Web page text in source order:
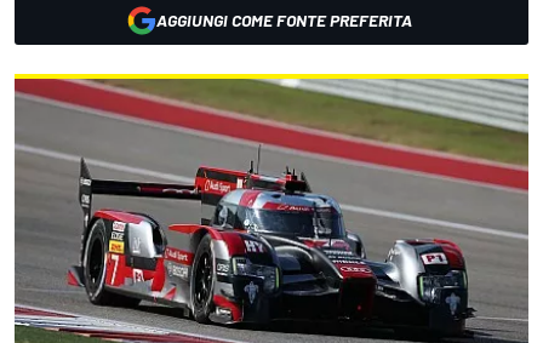
AGGIUNGI COME FONTE PREFERITA